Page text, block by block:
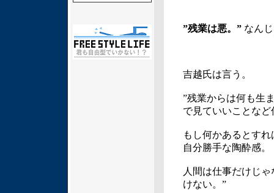
”残業は悪。”なんじ
吉越氏は言う。
”残業からは何も生
で見ていいことな
もし何かあるとす
自分勝手な陶酔感。
人間は仕事だけじ
けない。”